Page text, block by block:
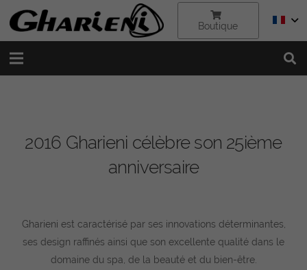
Boutique
2016 Gharieni célèbre son 25ième
anniversaire
Gharieni est caractérisé par ses innovations déterminantes,
ses design raffinés ainsi que son excellente qualité dans le
domaine du spa, de la beauté et du bien-être.